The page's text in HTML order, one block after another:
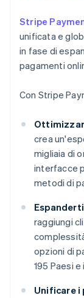
Stripe
unificata e
in fase di
pagamenti
Con Stripe
crea
migliaia di
interfacce
metodi di
raggiungi
opzioni di
195 Paesi
Unificare i